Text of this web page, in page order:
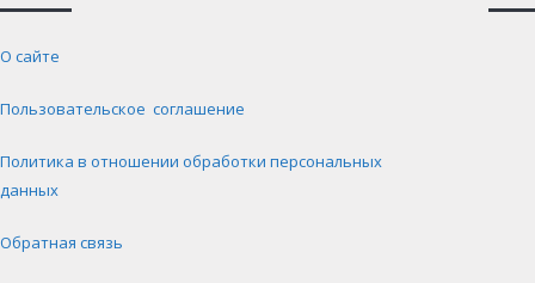
О сайте
Пользовательское соглашение
Политика в отношении обработки персональных
данных
Обратная связь